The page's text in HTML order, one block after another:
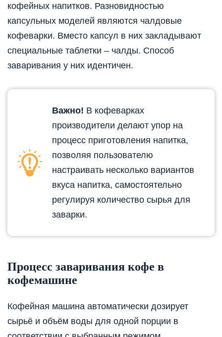
кофейных напитков. Разновидностью
капсульных моделей являются чалдовые
кофеварки. Вместо капсул в них закладывают
специальные таблетки – чалды. Способ
заваривания у них идентичен.
Важно! В кофеварках
производители делают упор на
процесс приготовления напитка,
позволяя пользователю
настраивать несколько вариантов
вкуса напитка, самостоятельно
регулируя количество сырья для
заварки.
Процесс заваривания кофе в
кофемашине
Кофейная машина автоматически дозирует
сырьё и объём воды для одной порции в